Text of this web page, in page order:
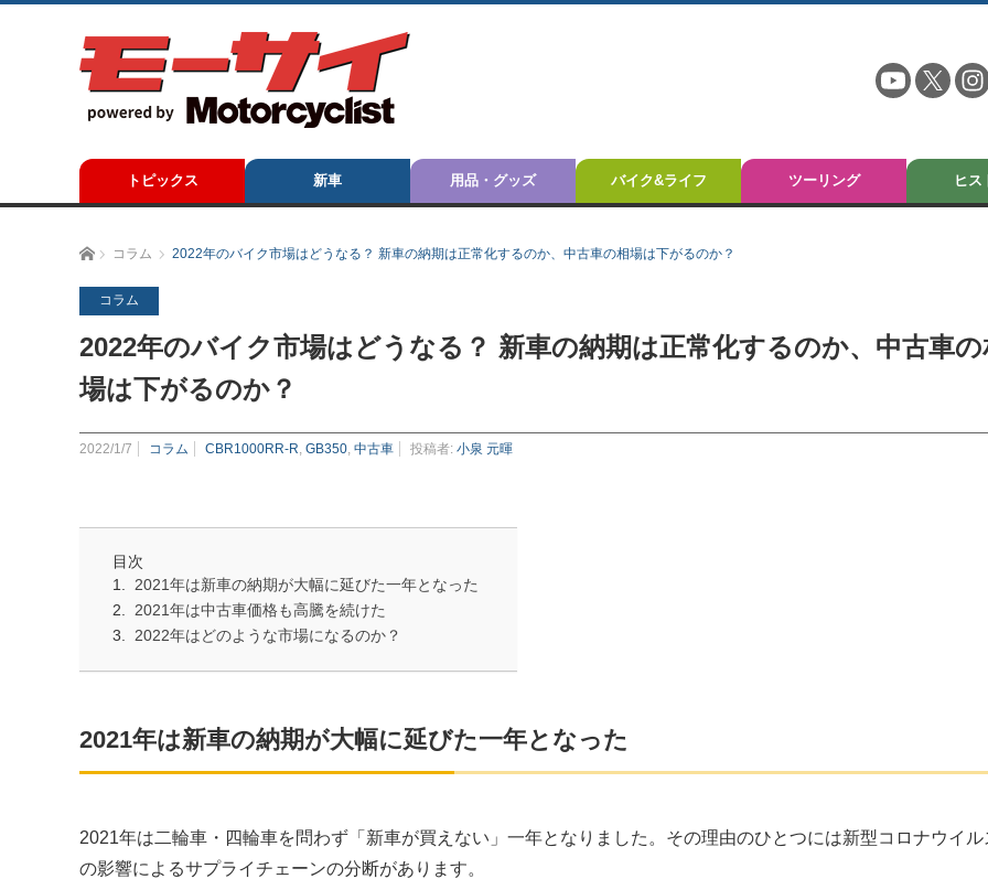
トピックス 新車 用品・グッズ バイク&ライフ ツーリング ヒス
ホームコラム 2022年のバイク市場はどうなる？ 新車の納期は正常化するのか、中古車の相場は下がるのか？
コラム
2022年のバイク市場はどうなる？ 新車の納期は正常化するのか、中古車の
場は下がるのか？
2022/1/7 コラム CBR1000RR-R GB350 中古車 投稿者: 小泉 元暉
目次
2021年は新車の納期が大幅に延びた一年となった
2021年は中古車価格も高騰を続けた
2022年はどのような市場になるのか？
2021年は新車の納期が大幅に延びた一年となった
2021年は二輪車・四輪車を問わず「新車が買えない」一年となりました。その理由のひとつには新型コロナウイル
の影響によるサプライチェーンの分断があります。